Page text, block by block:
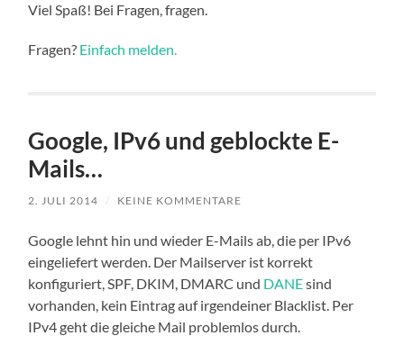
Viel Spaß! Bei Fragen, fragen.
Fragen? Einfach melden.
Google, IPv6 und geblockte E-
Mails…
2. JULI 2014 / KEINE KOMMENTARE
Google lehnt hin und wieder E-Mails ab, die per IPv6
eingeliefert werden. Der Mailserver ist korrekt
konfiguriert, SPF, DKIM, DMARC und DANEsind
vorhanden, kein Eintrag auf irgendeiner Blacklist. Per
IPv4 geht die gleiche Mail problemlos durch.